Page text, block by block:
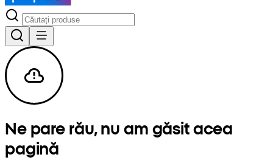
Ne pare rău, nu am găsit acea
pagină